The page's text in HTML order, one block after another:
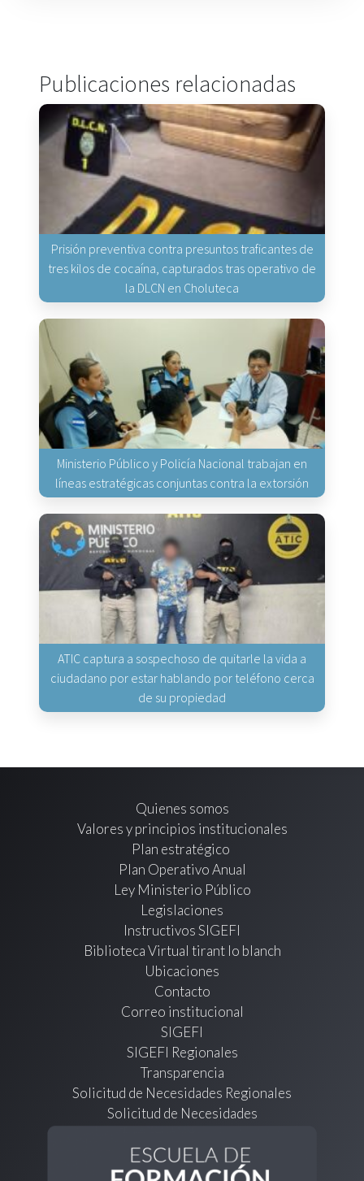
Publicaciones relacionadas
Prisión preventiva contra presuntos traficantes de
tres kilos de cocaína, capturados tras operativo de
la DLCN en Choluteca
Ministerio Público y Policía Nacional trabajan en
líneas estratégicas conjuntas contra la extorsión
ATIC captura a sospechoso de quitarle la vida a
ciudadano por estar hablando por teléfono cerca
de su propiedad
Quienes somos
Valores y principios institucionales
Plan estratégico
Plan Operativo Anual
Ley Ministerio Público
Legislaciones
Instructivos SIGEFI
Biblioteca Virtual tirant lo blanch
Ubicaciones
Contacto
Correo institucional
SIGEFI
SIGEFI Regionales
Transparencia
Solicitud de Necesidades Regionales
Solicitud de Necesidades